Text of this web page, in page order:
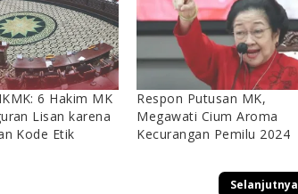
6 Hakim MK
Lisan karena
Kode Etik
Respon Putusan MK,
Megawati Cium Aroma
Kecurangan Pemilu 2024
Selanjutnya